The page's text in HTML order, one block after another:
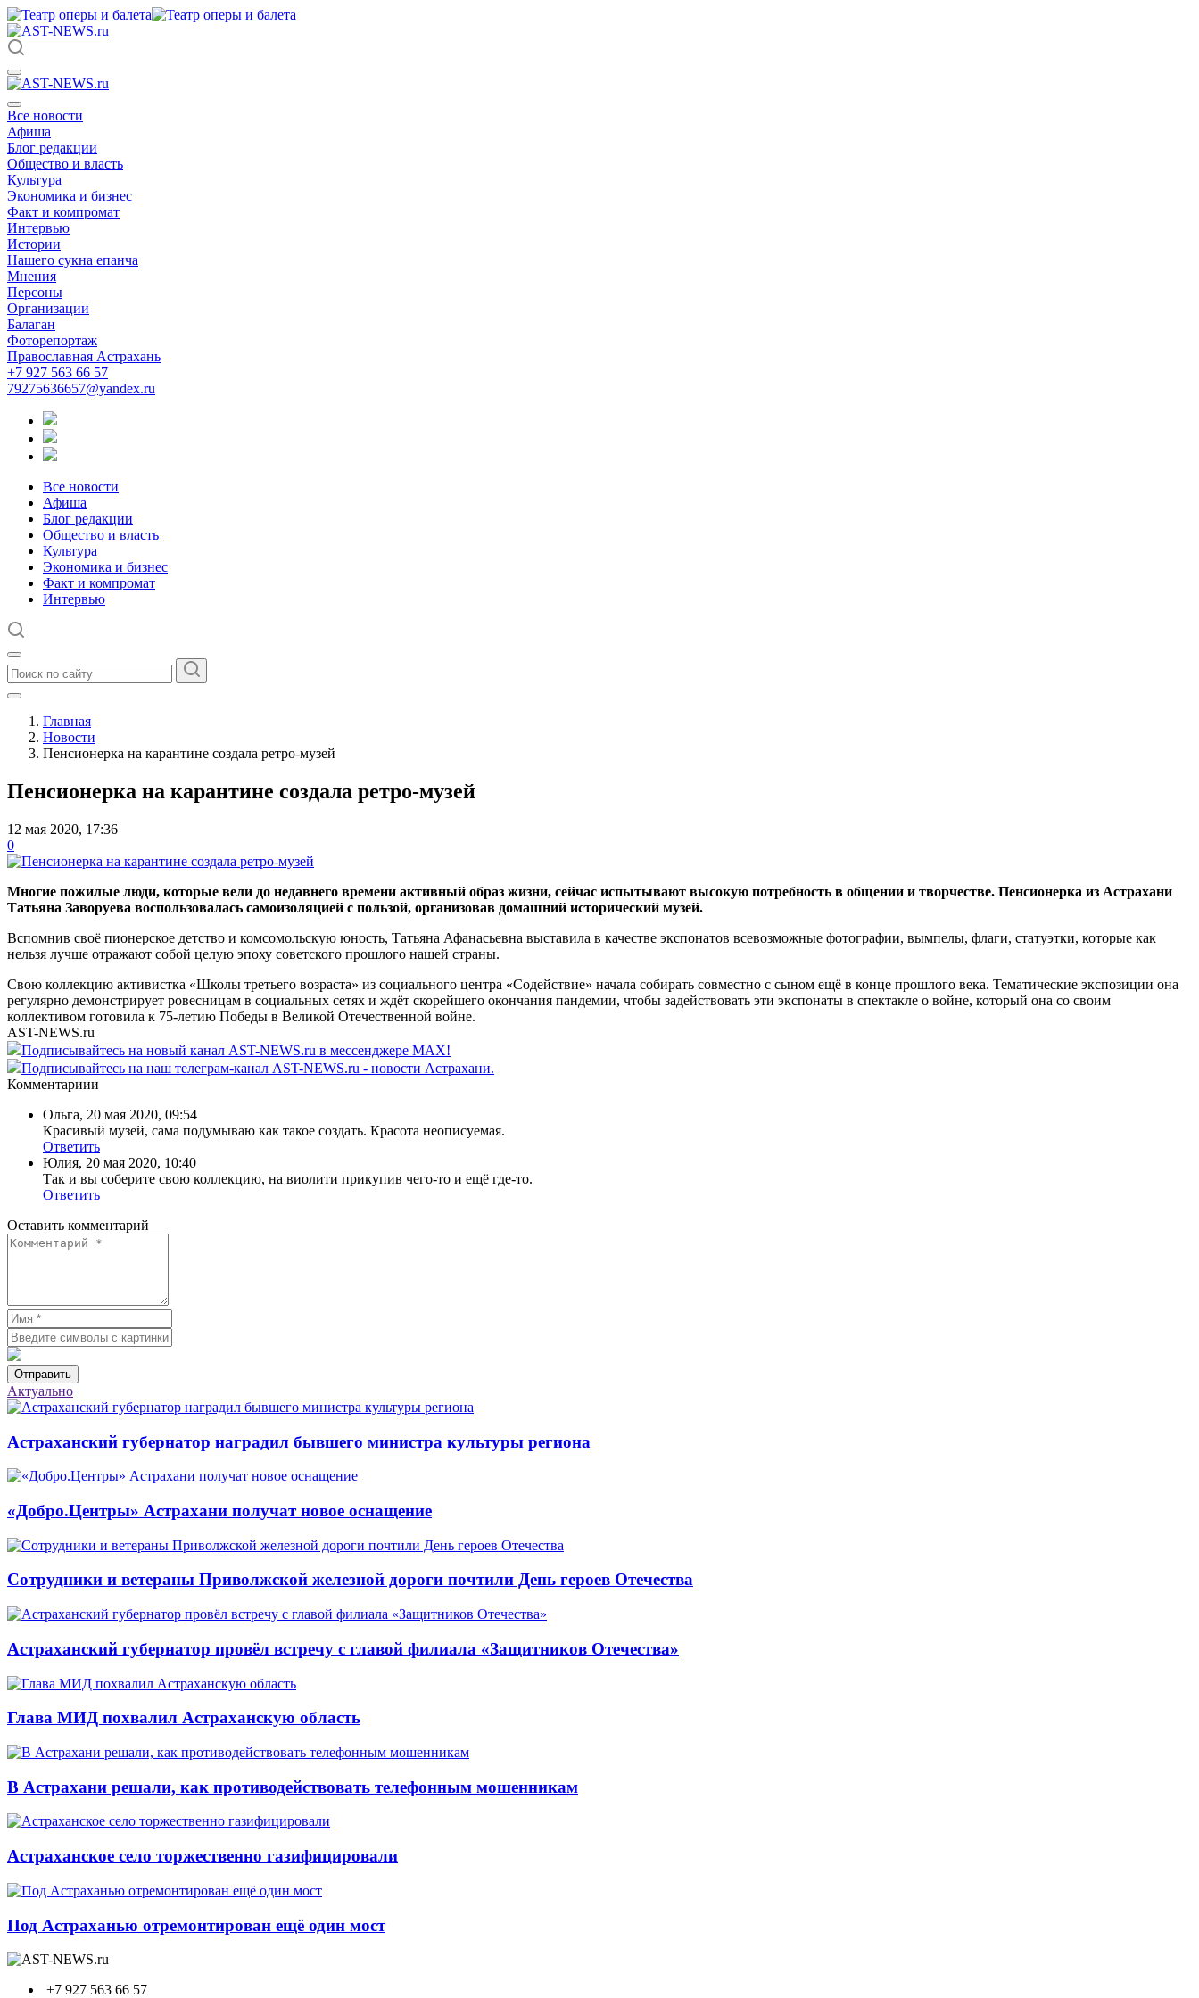
Все новости
Афиша
Блог редакции
Общество и власть
Культура
Экономика и бизнес
Факт и компромат
Интервью
Истории
Нашего сукна епанча
Мнения
Персоны
Организации
Балаган
Фоторепортаж
Православная Астрахань
+7 927 563 66 57
79275636657@yandex.ru
Все новости
Афиша
Блог редакции
Общество и власть
Культура
Экономика и бизнес
Факт и компромат
Интервью
Главная
Новости
Пенсионерка на карантине создала ретро-музей
Пенсионерка на карантине создала ретро-музей
12 мая 2020, 17:36
0
Многие пожилые люди, которые вели до недавнего времени активный образ жизни, сейчас испытывают высокую потребность в общении и творчестве. Пенсионерка из Астрахани
Татьяна Заворуева воспользовалась самоизоляцией с пользой, организовав домашний исторический музей.
Вспомнив своё пионерское детство и комсомольскую юность, Татьяна Афанасьевна выставила в качестве экспонатов всевозможные фотографии, вымпелы, флаги, статуэтки, которые как
нельзя лучше отражают собой целую эпоху советского прошлого нашей страны.
Свою коллекцию активистка «Школы третьего возраста» из социального центра «Содействие» начала собирать совместно с сыном ещё в конце прошлого века. Тематические экспозиции она
регулярно демонстрирует ровесницам в социальных сетях и ждёт скорейшего окончания пандемии, чтобы задействовать эти экспонаты в спектакле о войне, который она со своим
коллективом готовила к 75-летию Победы в Великой Отечественной войне.
AST-NEWS.ru
Подписывайтесь на новый канал AST-NEWS.ru в мессенджере MAX!
Подписывайтесь на наш телеграм-канал AST-NEWS.ru - новости Астрахани.
Комментариии
Ольга, 20 мая 2020, 09:54
Красивый музей, сама подумываю как такое создать. Красота неописуемая.
Ответить
Юлия, 20 мая 2020, 10:40
Так и вы соберите свою коллекцию, на виолити прикупив чего-то и ещё где-то.
Ответить
Оставить комментарий
Отправить
Актуально
Астраханский губернатор наградил бывшего министра культуры региона
«Добро.Центры» Астрахани получат новое оснащение
Сотрудники и ветераны Приволжской железной дороги почтили День героев Отечества
Астраханский губернатор провёл встречу с главой филиала «Защитников Отечества»
Глава МИД похвалил Астраханскую область
В Астрахани решали, как противодействовать телефонным мошенникам
Астраханское село торжественно газифицировали
Под Астраханью отремонтирован ещё один мост
+7 927 563 66 57